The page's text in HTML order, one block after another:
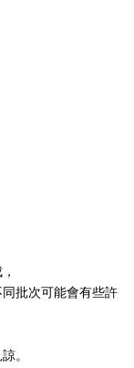
批次可能會有些許
。